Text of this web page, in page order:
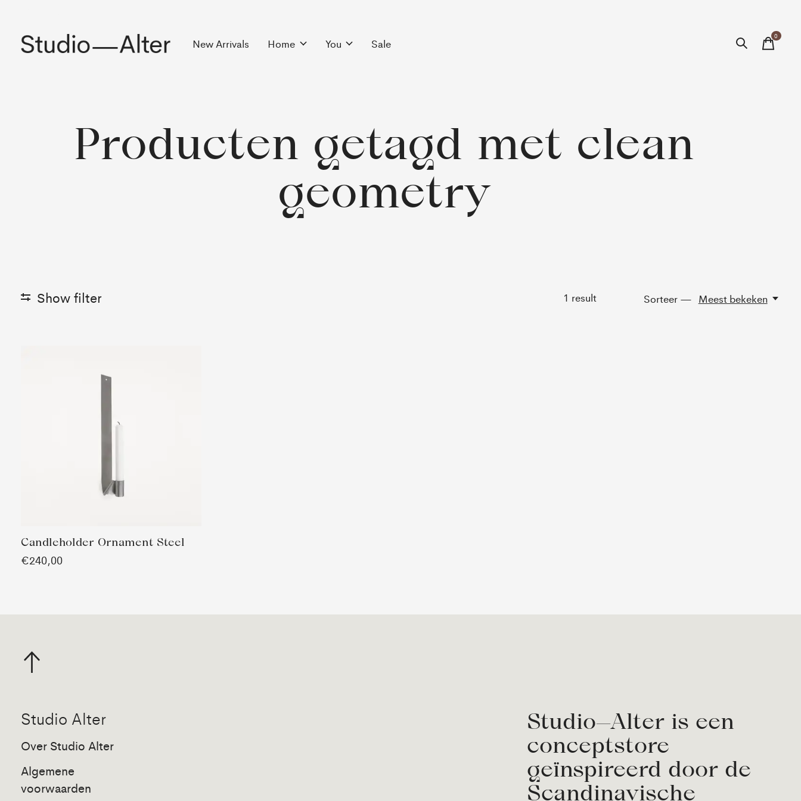
New Arrivals Home You Sale
0items
Producten getagd met clean
geometry
Show filter 1 result Sorteer — Meest bekeken
Candleholder Ornament Steel
€240,00
Studio Alter
Over Studio Alter
Algemene
voorwaarden
Studio—Alter is een
conceptstore
geïnspireerd door de
Scandinavische